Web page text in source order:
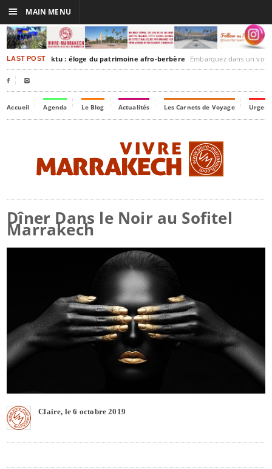
LAST POSTTimbuktu : éloge du patrimoine afro-berbère Embarquez dans un voyage culturel dans le
 
Accueil Agenda Le Blog Actualités Les Carnets de Voyage
Dîner Dans le Noir au Sofitel
Marrakech
Claire, le 6 octobre 2019
☰ MAIN MENU